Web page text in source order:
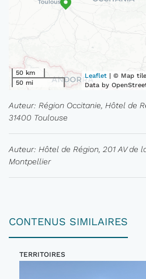
50 km
50 mi
Leaflet | © Map
Data by
Auteur: Région Occitanie, Hôtel de
31400 Toulouse
Auteur: Hôtel de Région, 201 AV de
Montpellier
CONTENUS SIMILAIRES
TERRITOIRES